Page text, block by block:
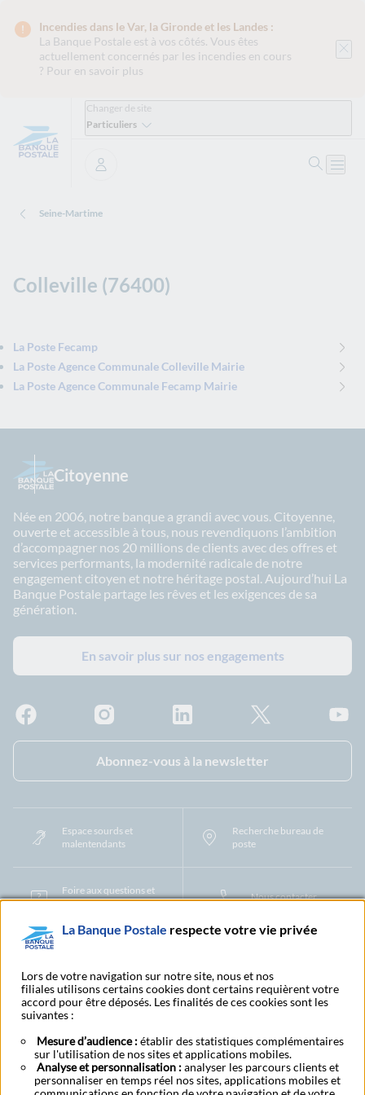
Incendies dans le Var, la Gironde et les Landes :
La Banque Postale est à vos côtés. Vous êtes
actuellement concernés par les incendies en cours
? Pour en savoir plus
Changer de site
Particuliers
Se connecter
Seine-Martime
Colleville (76400)
La Poste Fecamp
La Poste Agence Communale Colleville Mairie
La Poste Agence Communale Fecamp Mairie
Citoyenne
Née en 2006, notre banque a grandi avec vous. Citoyenne,
ouverte et accessible à tous, nous revendiquons l’ambition
d’accompagner nos 20 millions de clients avec des offres et
services performants, la modernité radicale de notre
engagement citoyen et notre héritage postal. Aujourd’hui La
Banque Postale partage les rêves et les exigences de sa
génération.
En savoir plus sur nos engagements
Abonnez-vous à la newsletter
Espace sourds et
malentendants
Recherche bureau de
poste
Foire aux questions et
centre d'aide
Nous contacter
Protection des Données à Caractère PersonnelFiliales et partenaires
CookiesGestion des cookiesActualiser vos informations
Contestation et réclamation Coordonnées Centres Financiers
Alertes fraudes et points de vigilance Actualités réglementaires CGU
Aide navigateur et systèmes d'exploitation
Vider le cache de votre navigateurLexique Aide et accessibilité
Accessibilité – Partiellement conforme Espace candidature
La Banque Postale respecte votre vie privée
Lors de votre navigation sur notre site, nous et nos
filiales utilisons certains cookies dont certains requièrent votre
accord pour être déposés. Les finalités de ces cookies sont les
suivantes :
Mesure d’audience :établir des statistiques complémentaires
sur l'utilisation de nos sites et applications mobiles.
Analyse et personnalisation :analyser les parcours clients et
personnaliser en temps réel nos sites, applications mobiles et